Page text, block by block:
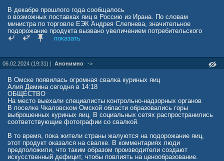
В декабре прошлого года сообщалось
о возможных поставках яиц в Россию из Ирана. По словам
министра по торговле ЕЭК Андрея Слепнева, значительное
подорожание продукта вызвано увеличением потребительского
спроса и снижением производства вследствие эпизоотической
показать
06.02.2024 (19:31) | Анонимно ->
В Омске появилась огромная свалка куриных яиц
Алия Демина сегодня в 14:18
ОБЩЕСТВО
На место выехали специалисты контрольно-надзорных органов
В поселке Чкаловском Омской области образовались горы
выброшенных куриных яиц. В социальных сетях распространились
соответствующие фотографии со свалкой.
В то время, пока жители страны жалуются на подорожание яиц,
этот продукт оказался на свалке. В комментариях люди
предположили, что таким образом производители создают
искусственный дефицит, чтобы повлиять на ценообразование.